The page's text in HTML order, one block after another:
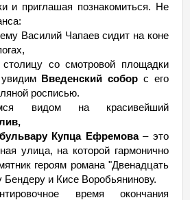
и приглашая познакомиться. Не
Василий Чапаев сидит на коне
со смотровой площадки
Введенский собор с его
росписью.
видом на красивейший
бульвару Купца Ефремова– это
улица, на которой гармонично
героям романа "Двенадцать
Бендеру и Кисе Воробьянинову.
время окончания